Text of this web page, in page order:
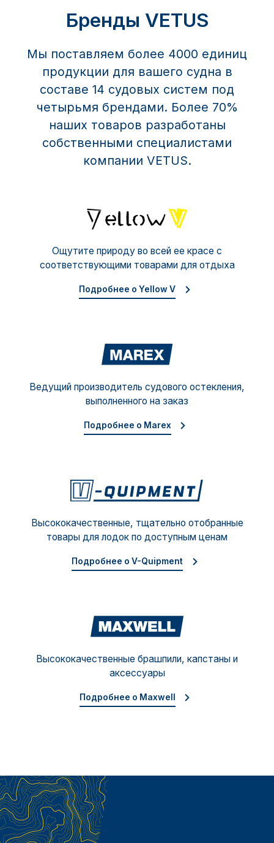
Бренды VETUS
Мы поставляем более 4000 единиц
продукции для вашего судна в
составе 14 судовых систем под
четырьмя брендами. Более 70%
наших товаров разработаны
собственными специалистами
компании VETUS.
Ощутите природу во всей ее красе с
соответствующими товарами для отдыха
Подробнее о Yellow V
Ведущий производитель судового остекления,
выполненного на заказ
Подробнее о Marex
Высококачественные, тщательно отобранные
товары для лодок по доступным ценам
Подробнее о V-Quipment
Высококачественные брашпили, капстаны и
аксессуары
Подробнее о Maxwell